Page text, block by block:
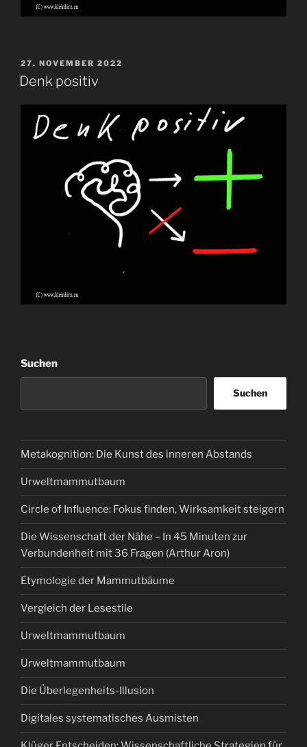
VERÖFFENTLICHT
AM
27. NOVEMBER 2022
Denk positiv
Suchen
Suchen
Metakognition: Die Kunst des inneren Abstands
Urweltmammutbaum
Circle of Influence: Fokus finden, Wirksamkeit steigern
Die Wissenschaft der Nähe – In 45 Minuten zur
Verbundenheit mit 36 Fragen (Arthur Aron)
Etymologie der Mammutbäume
Vergleich der Lesestile
Urweltmammutbaum
Urweltmammutbaum
Die Überlegenheits-Illusion
Digitales systematisches Ausmisten